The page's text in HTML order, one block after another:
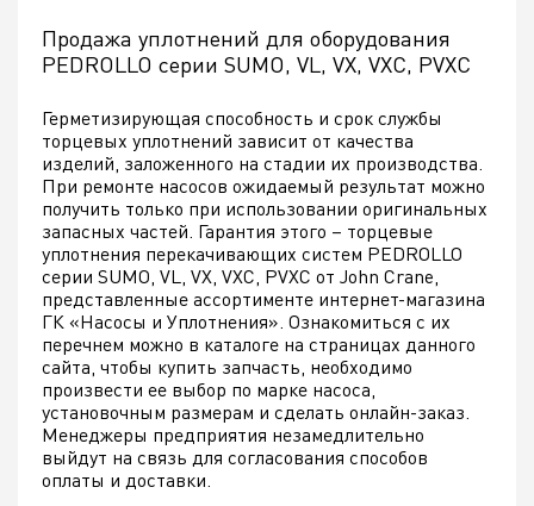
Продажа уплотнений для оборудования
PEDROLLO серии SUMO, VL, VX, VXC, PVXC
Герметизирующая способность и срок службы
торцевых уплотнений зависит от качества
изделий, заложенного на стадии их производства.
При ремонте насосов ожидаемый результат можно
получить только при использовании оригинальных
запасных частей. Гарантия этого – торцевые
уплотнения перекачивающих систем PEDROLLO
серии SUMO, VL, VX, VXC, PVXC от John Crane,
представленные ассортименте интернет-магазина
ГК «Насосы и Уплотнения». Ознакомиться с их
перечнем можно в каталоге на страницах данного
сайта, чтобы купить запчасть, необходимо
произвести ее выбор по марке насоса,
установочным размерам и сделать онлайн-заказ.
Менеджеры предприятия незамедлительно
выйдут на связь для согласования способов
оплаты и доставки.